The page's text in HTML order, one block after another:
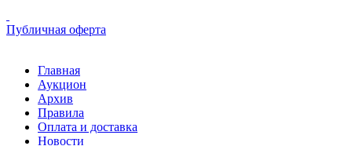
Публичная оферта
Главная
Аукцион
Архив
Правила
Оплата и доставка
Новости